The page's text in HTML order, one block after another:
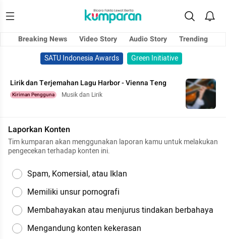
Breaking News Video Story Audio Story
Trending
SATU Indonesia Awards
Green Initiative
Lirik dan Terjemahan Lagu Harbor - Vienna Teng
Kiriman Pengguna Musik dan Lirik
Laporkan Konten
Tim kumparan akan menggunakan laporan kamu untuk melakukan
pengecekan terhadap konten ini.
Spam, Komersial, atau Iklan
Memiliki unsur pornografi
Membahayakan atau menjurus tindakan berbahaya
Mengandung konten kekerasan